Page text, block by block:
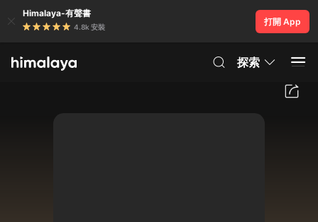
Himalaya-有聲書
4.8k 安裝
打開 App
探索